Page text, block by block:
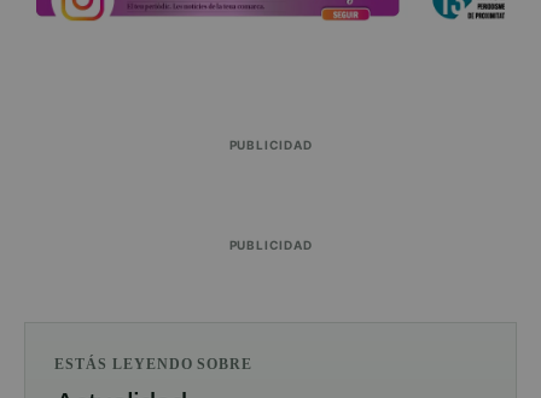
PUBLICIDAD
PUBLICIDAD
ESTÁS LEYENDO SOBRE